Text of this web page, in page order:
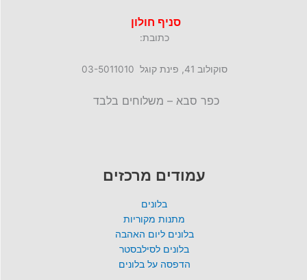
סניף חולון
כתובת:
סוקולוב 41, פינת קוגל 03-5011010
כפר סבא – משלוחים בלבד
עמודים מרכזים
בלונים
מתנות מקוריות
בלונים ליום האהבה
בלונים לסילבסטר
הדפסה על בלונים